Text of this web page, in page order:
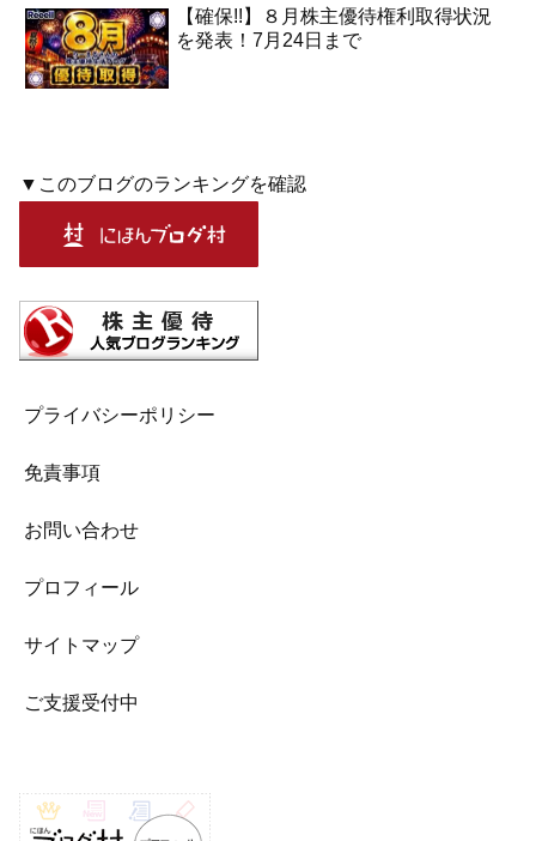
【確保!!】８月株主優待権利取得状況
を発表！7月24日まで
▼このブログのランキングを確認
プライバシーポリシー
免責事項
お問い合わせ
プロフィール
サイトマップ
ご支援受付中